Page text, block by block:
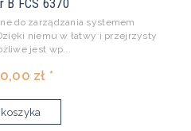
do zarządzania systemem
niemu w łatwy i przejrzysty
jest wp...
zł *